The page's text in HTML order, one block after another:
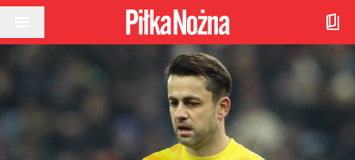
Przejdź do treści